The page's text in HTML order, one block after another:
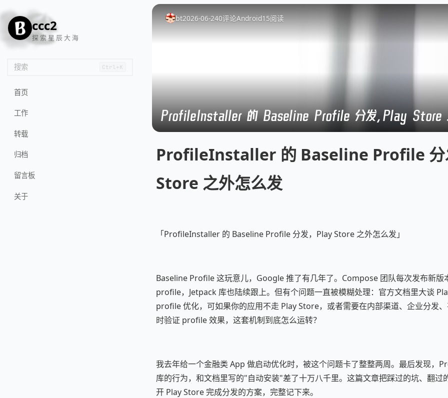
🙌
🐟
🏖️
ccc2
探 索 星 辰 大 海
搜索 Ctrl+K
首页
工作
转载
归档
留言板
关于
bt2026-06-240评论Android15阅读
ProfileInstaller 的 Baseline Profile 分发，Play Store
ProfileInstaller 的 Baseline Profile 分
Store 之外怎么发
「ProfileInstaller 的 Baseline Profile 分发，Play Store 之外怎么发」
Baseline Profile 这玩意儿，Google 推了有几年了。Compose 团队每次发布新版
profile，Jetpack 库也陆续跟上。但有个问题一直被模糊处理：官方文档里大谈
profile 优化，可如果你的应用不走 Play Store，或者需要在内部渠道、企业分发
时验证 profile 效果，这套机制到底怎么运转？
我去年给一个金融类 App 做启动优化时，被这个问题卡了整整两周。最后发现，
库的行为，和文档里写的"自动安装"差了十万八千里。这篇文章把踩过的坑、翻过
开 Play Store 完成分发的方案，完整记下来。